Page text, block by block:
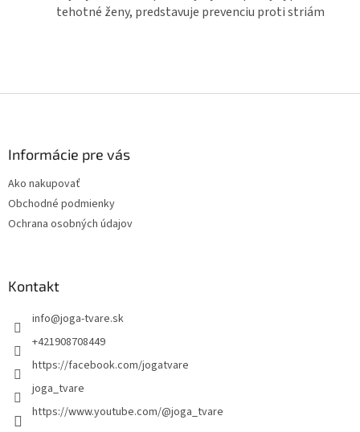
tehotné ženy, predstavuje prevenciu proti striám
Informácie pre vás
Ako nakupovať
Obchodné podmienky
Ochrana osobných údajov
Kontakt
info@joga-tvare.sk
+421908708449
https://facebook.com/jogatvare
joga_tvare
https://www.youtube.com/@joga_tvare